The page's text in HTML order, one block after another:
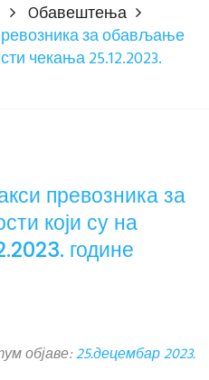
Oбавештења
за обављање
чекања 25.12.2023.
превозника за
који су на
године
објаве:25.децембар 2023.